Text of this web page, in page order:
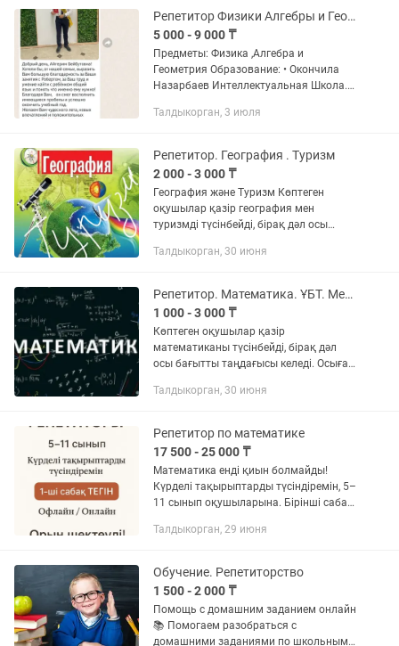
Репетитор Физики Алгебры и Геометрии
5 000 - 9 000 ₸
Предметы: Физика ,Алгебра и
Геометрия Образование: • Окончила
Назарбаев Интеллектуальная Школа. •
им. Аль-Фараби, факультет физики,
Талдыкорган, 3 июля
Репетитор. География . Туризм
2 000 - 3 000 ₸
География және Туризм Көптеген
оқушылар қазір география мен
туризмді түсінбейді, бірақ дәл осы
байланысты мен түсініксіз
шақырамын. Қосымша...
Талдыкорган, 30 июня
Репетитор. Математика. ҰБТ. Мектеп бағдарламасы
1 000 - 3 000 ₸
Көптеген оқушылар қазір
математиканы түсінбейді, бірақ дәл
осы бағытты таңдағысы келеді. Осыған
тақырыптарды талқылауға
мыналар кіреді: 1....
Талдыкорган, 30 июня
Репетитор по математике
17 500 - 25 000 ₸
Математика енді қиын болмайды!
Күрделі тақырыптарды түсіндіремін, 5–
11 сынып оқушыларына. Бірінші сабақ
асығыңыз – орындар шектеулі!
Талдыкорган, 29 июня
Обучение. Репетиторство
1 500 - 2 000 ₸
Помощь с домашним заданием онлайн
📚 Помогаем разобраться с
домашними заданиями по школьным